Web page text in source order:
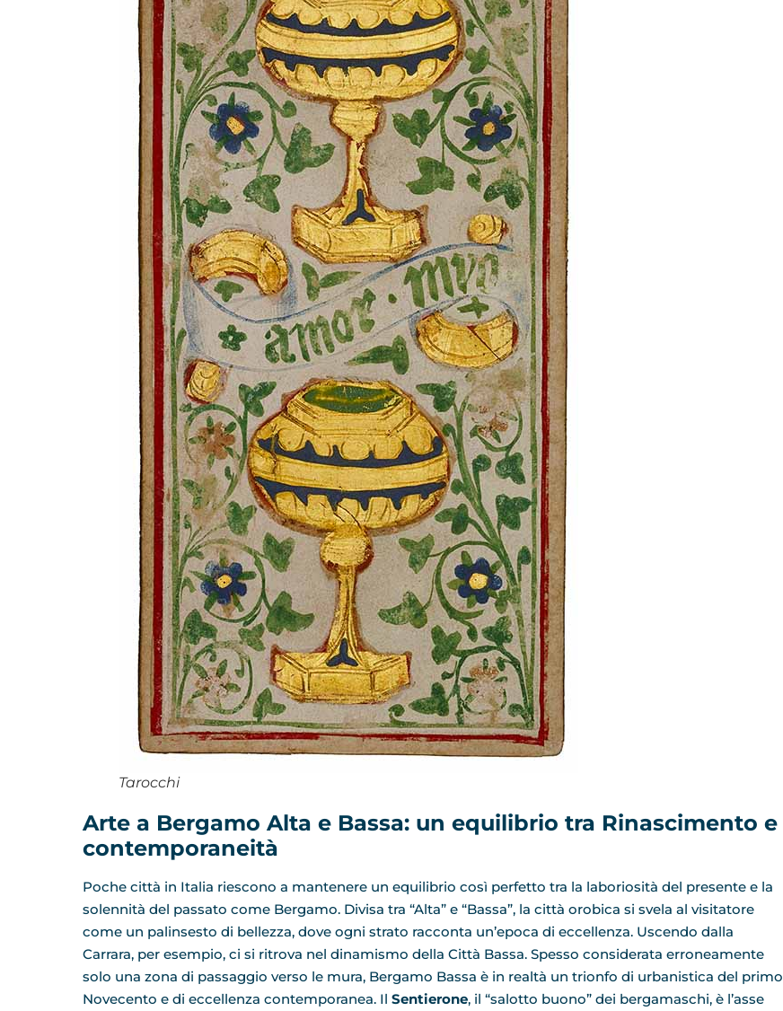
Tarocchi
Arte a Bergamo Alta e Bassa: un equilibrio tra Rinascimento e
contemporaneità
​Poche città in Italia riescono a mantenere un equilibrio così perfetto tra la laboriosità del presente e la
solennità del passato come Bergamo. Divisa tra “Alta” e “Bassa”, la città orobica si svela al visitatore
come un palinsesto di bellezza, dove ogni strato racconta un’epoca di eccellenza. Uscendo dalla
Carrara, per esempio, ci si ritrova nel dinamismo della Città Bassa. Spesso considerata erroneamente
solo una zona di passaggio verso le mura, Bergamo Bassa è in realtà un trionfo di urbanistica del primo
Novecento e di eccellenza contemporanea. ​Il Sentierone, il “salotto buono” dei bergamaschi, è l’asse